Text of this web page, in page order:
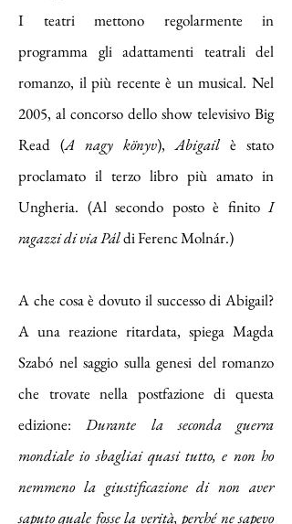
I teatri mettono regolarmente in
programma gli adattamenti teatrali del
romanzo, il più recente è un musical. Nel
2005, al concorso dello show televisivo Big
Read (A nagy könyv),Abigail è stato
proclamato il terzo libro più amato in
Ungheria. (Al secondo posto è finito I
ragazzi di via Páldi Ferenc Molnár.)
A che cosa è dovuto il successo di Abigail?
A una reazione ritardata, spiega Magda
Szabó nel saggio sulla genesi del romanzo
che trovate nella postfazione di questa
edizione:Durante la seconda guerra
mondiale io sbagliai quasi tutto, e non ho
nemmeno la giustificazione di non aver
saputo quale fosse la verità, perché ne sapevo